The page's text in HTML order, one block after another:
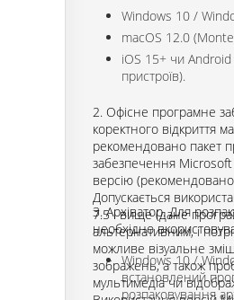
Windows 10 /
macOS 12.0
iOS 15+ чи
пристроїв).
2. Офісне програмне
коректного відкриття
рекомендовано пакет
забезпечення
версію
Допускається
7.5 і вище (дане
альтернативним, і
можливе візуальне
зображень, а також
мультимедіа чи
3. Архіватор. Для
необхідно
Windows 10 /
встановлений
розпаковування